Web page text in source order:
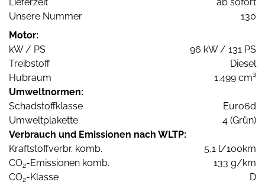
Unsere Nummer
130
Motor:
kW / PS
96 kW / 131 PS
Treibstoff
Diesel
Hubraum
1.499 cm³
Umweltnormen:
Schadstoffklasse
Euro6d
Umweltplakette
4 (Grün)
Verbrauch und Emissionen nach WLTP:
Kraftstoffverbr. komb.
5,1 l/100km
CO2-Emissionen komb.
133 g/km
CO2-Klasse D